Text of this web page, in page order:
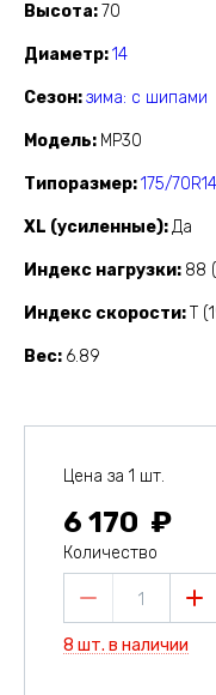
Высота 70
Диаметр 14
Сезон зима: с шипами
Модель MP30
Типоразмер 175/70R14
XL (усиленные) Да
Индекс нагрузки 88
Индекс скорости T
Вес 6.89
Цена за 1 шт.
6 170
Количество
1
8 шт. в наличии